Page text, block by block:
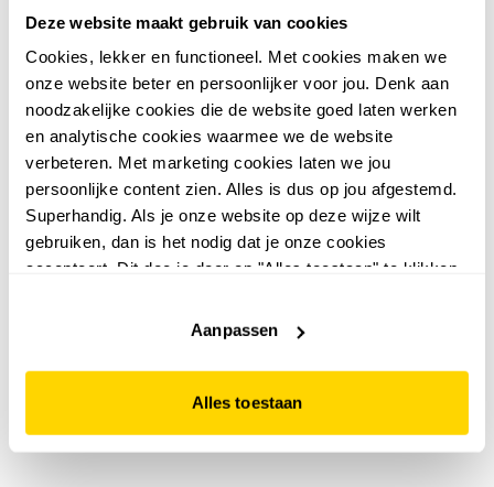
Deze website maakt gebruik van cookies
Cookies, lekker en functioneel. Met cookies maken we
onze website beter en persoonlijker voor jou. Denk aan
noodzakelijke cookies die de website goed laten werken
en analytische cookies waarmee we de website
verbeteren. Met marketing cookies laten we jou
persoonlijke content zien. Alles is dus op jou afgestemd.
Superhandig. Als je onze website op deze wijze wilt
gebruiken, dan is het nodig dat je onze cookies
accepteert. Dit doe je door op "Alles toestaan" te klikken.
website niet optimaal functioneert.
Aanpassen
Alles toestaan